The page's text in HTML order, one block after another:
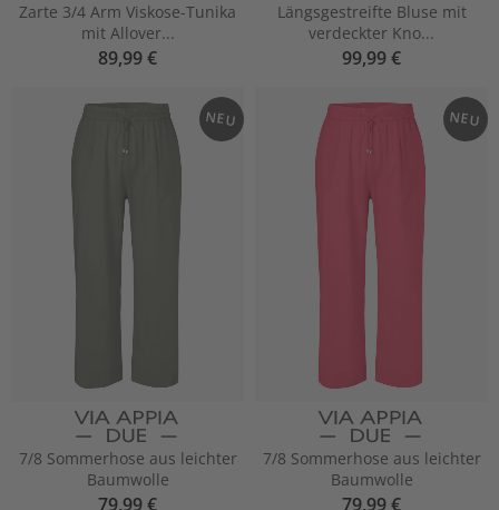
Zarte 3/4 Arm Viskose-Tunika
mit Allover...
89,99 €
Längsgestreifte Bluse mit
verdeckter Kno...
99,99 €
NEU
7/8 Sommerhose aus leichter
Baumwolle
79,99 €
NEU
7/8 Sommerhose aus leichter
Baumwolle
79,99 €